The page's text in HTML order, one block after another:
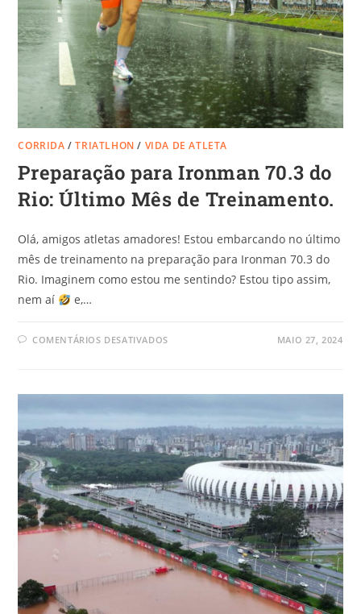
CORRIDA /TRIATLHON / VIDA DE ATLETA
Preparação para Ironman 70.3 do
Rio: Último Mês de Treinamento.
Olá, amigos atletas amadores! Estou embarcando no último
mês de treinamento na preparação para Ironman 70.3 do
Rio. Imaginem como estou me sentindo? Estou tipo assim,
nem aí
e,…
COMENTÁRIOS DESATIVADOS MAIO 27, 2024